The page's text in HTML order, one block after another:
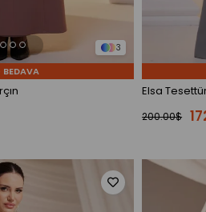
3
Elsa
200.00$